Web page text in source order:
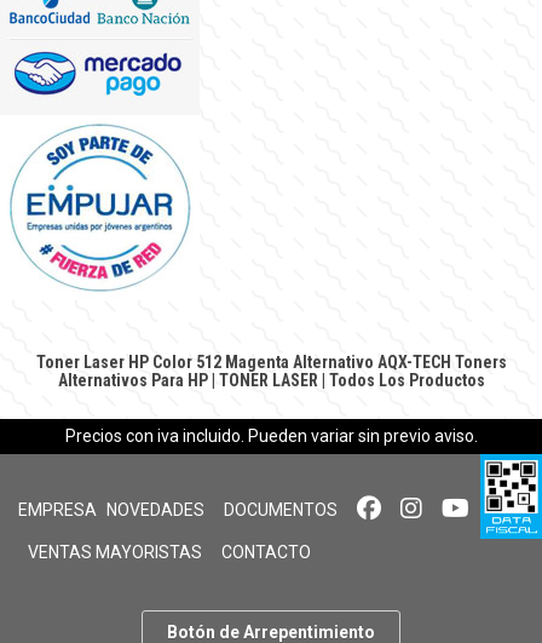
Toner Laser HP Color 512 Magenta Alternativo AQX-TECH Toners
Alternativos Para HP| TONER LASER Todos Los Productos
Precios con iva incluido. Pueden variar sin previo aviso.
EMPRESA NOVEDADES DOCUMENTOS
VENTAS MAYORISTAS CONTACTO
Botón de Arrepentimiento